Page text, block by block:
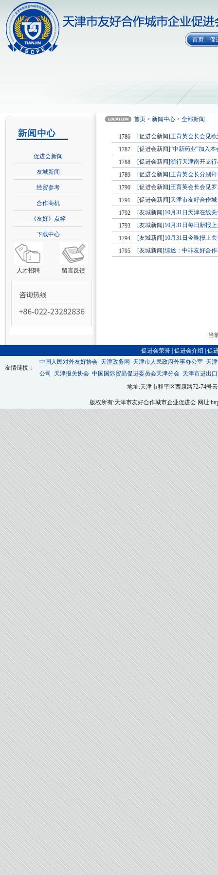
首页 促
促进会新闻
友城新闻
经贸参考
合作商机
《友好》点粹
下载中心
人才招聘 留言反馈
首页 > 新闻中心 > 全部新闻
1786 [促进会新闻]王育英会长会见
1787
[促进会新闻]“中新药业”加入本
1788
[促进会新闻]浙行天津南开支
1789
[促进会新闻]王育英会长分别
1790
[促进会新闻]王育英会长会见
1791
[促进会新闻]天津市友好合作
1792
[友城新闻]10月31日天津在线
1793
[友城新闻]10月31日每日新报
1794
[友城新闻]10月31日今晚报上
1795
[友城新闻]综述：中非友好合
当
促进会荣誉 促进会介绍 促
友情链接：
中国人民对外友好协会 天津政务网 天津市人民政府外事办公室 天
公司
天津报关协会 中国国际贸易促进委员会天津分会 天津市进出
地址:天津市和平区西康路72-74号云
版权所有:天津市友好合作城市企业促进会 网址